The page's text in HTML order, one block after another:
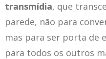
transmídia, que
parede, não para
mas para ser porta de
para todos os outros